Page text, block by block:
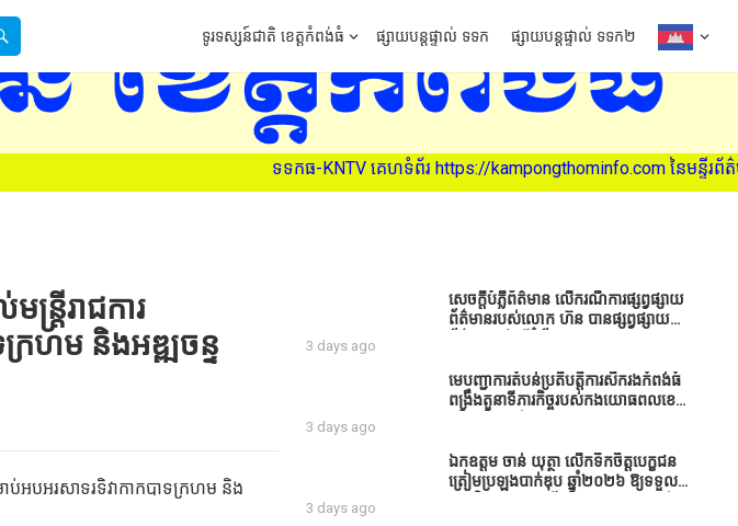
ទទកធ-KNTV គេហទំព័រ https://kampongthominfo.com នៃមន្ទីរព័ត៌មាន ខេត្តកំពង់ធំ (សូ
ទូរទស្សន៍ជាតិ ខេត្តកំពង់ធំ ផ្សាយបន្តផ្ទាល់ ទទក ផ្សាយបន្តផ្ទាល់ ទទក២
ត្រីរាជការ
រហម និងអឌ្ឍចន្ទ
ប់អបអរសាទរទិវាកាកបាទក្រហម និង
សេចក្តីបំភ្លឺព័ត៌មាន លេីករណីការផ្សព្វផ្សាយ
ព័ត៌មានរបស់លោក ហ៊ន បានផ្សព្វផ្សាយ
២០២៦ នេះ ដោយបានដាក់ចំណងជើងថា
«ខេត្តកំពង់ធំ សូមសំណូមពរទៅដល់
ខ្លះទៅព្រោះឥឡូវដឹងហើយថាពិបាករកលុយ
ណាស់គាត់ដាំដំណាំសឹកសឹងតែខ្ចីលុយ
ធនាគារយកមកដាំ ព្រោះមួយរយៈចុងក្រោយ
3 days ago
មេបញ្ជាការតំបន់ប្រតិបត្តិការសឹករងកំពង់ធំ
ពង្រឹងតួនាទីភារកិច្ចរបស់កងយោធពលខេមរ
3 days ago
ឯកឧត្តម ចាន់ យុត្ថា លើកទឹកចិត្តបេក្ខជន
ត្រៀមប្រឡងបាក់ឌុប ឆ្នាំ២០២៦ ឱ្យទទួល
3 days ago